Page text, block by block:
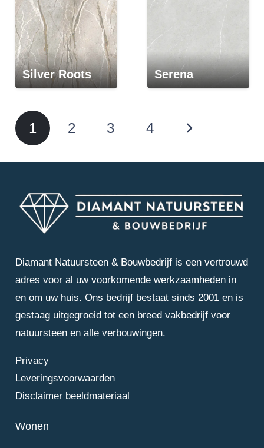
Silver Roots Serena
1 2 3 4
Diamant Natuursteen & Bouwbedrijf is een vertrouwd
adres voor al uw voorkomende werkzaamheden in
en om uw huis. Ons bedrijf bestaat sinds 2001 en is
gestaag uitgegroeid tot een breed vakbedrijf voor
natuursteen en alle verbouwingen.
Privacy
Leveringsvoorwaarden
Disclaimer beeldmateriaal
Wonen